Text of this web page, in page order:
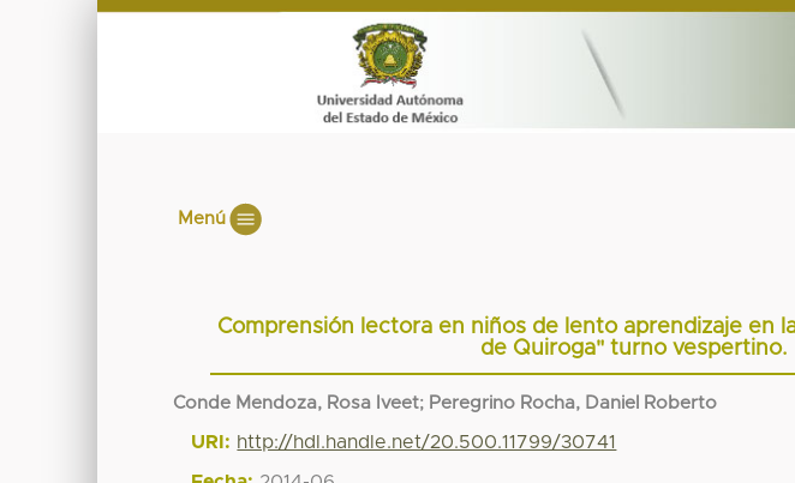
Menú
Comprensión lectora en niños de lento aprendizaje en
de Quiroga" turno vespertino.
Conde Mendoza, Rosa Iveet; Peregrino Rocha, Daniel Roberto
URI: http://hdl.handle.net/20.500.11799/30741